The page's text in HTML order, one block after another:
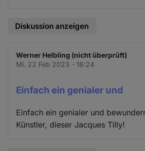
Diskussion anzeigen
Werner Helbling (nicht überprüft)
Mi. 22 Feb 2023 - 16:24
Einfach ein genialer und
Einfach ein genialer und
Künstler, dieser Jacques Tilly!